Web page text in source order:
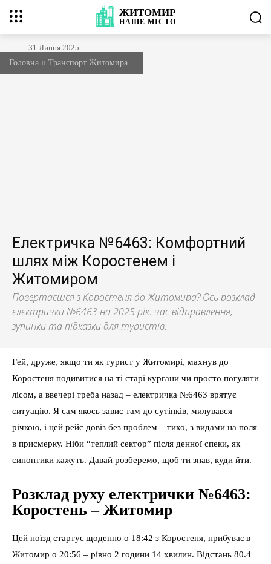
ЖИТОМИР
НАШЕМІСТО
31 Липня 2025
Головна
Транспорт Житомира
Електричка №6463: Комфортний
шлях між Коростенем і
Житомиром
Повертаєшся з Коростеня до Житомира? Ось розклад
електрички №6463 на 2025 рік: час відправлення,
зупинки та підказки для туристів.
Гей, друже, якщо ти як турист у Житомирі, махнув до
Коростеня подивитися на ті старі кургани чи просто погуляти
лісом, а ввечері треба назад – електричка №6463 врятує
ситуацію. Я сам якось завис там до сутінків, милувався
річкою, і цей рейс довіз без проблем – тихо, з видами на поля
в присмерку. Ніби “теплий сектор” після денної спеки, як
синоптики кажуть. Давай розберемо, щоб ти знав, куди йти.
Розклад руху електрички №6463:
Коростень – Житомир
Цей поїзд стартує щоденно о 18:42 з Коростеня, прибуває в
Житомир о 20:56 – рівно 2 години 14 хвилин. Відстань 80.4